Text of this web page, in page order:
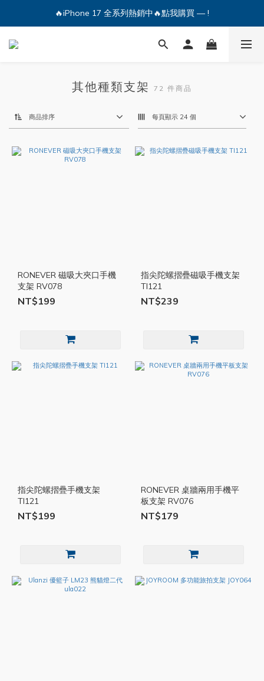
🔥iPhone 17 全系列熱銷中🔥點我購買 — !
🔥iPhone 17 全系列熱銷中🔥點我購買 — !
💕加入Q哥 Line 新好友領優惠券！🎫
其他種類支架 72 件商品
商品排序 每頁顯示 24 個
RONEVER 磁吸大夾口手機
支架 RV078
NT$199
指尖陀螺摺疊磁吸手機支架
TI121
NT$239
指尖陀螺摺疊手機支架
TI121
NT$199
RONEVER 桌牆兩用手機平
板支架 RV076
NT$179